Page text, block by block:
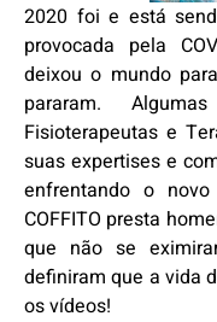
2020 foi e está
provocada pela
deixou o mundo
pararam.
Fisioterapeutas e
suas expertises e
enfrentando o
COFFITO presta
que não se
definiram que a vida
os vídeos!